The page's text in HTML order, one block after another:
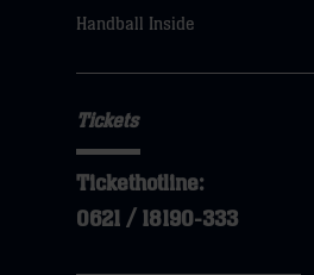
Handball Inside
Tickets
Tickethotline:
0621 / 18190-333